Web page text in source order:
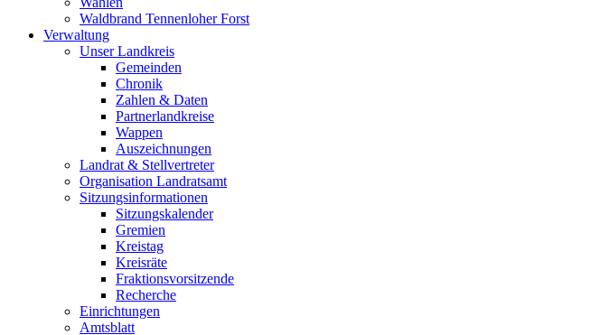
Waldbrand Tennenloher Forst
Verwaltung
Unser Landkreis
Gemeinden
Chronik
Zahlen & Daten
Partnerlandkreise
Wappen
Auszeichnungen
Landrat & Stellvertreter
Organisation Landratsamt
Sitzungsinformationen
Sitzungskalender
Gremien
Kreistag
Kreisräte
Fraktionsvorsitzende
Recherche
Einrichtungen
Amtsblatt